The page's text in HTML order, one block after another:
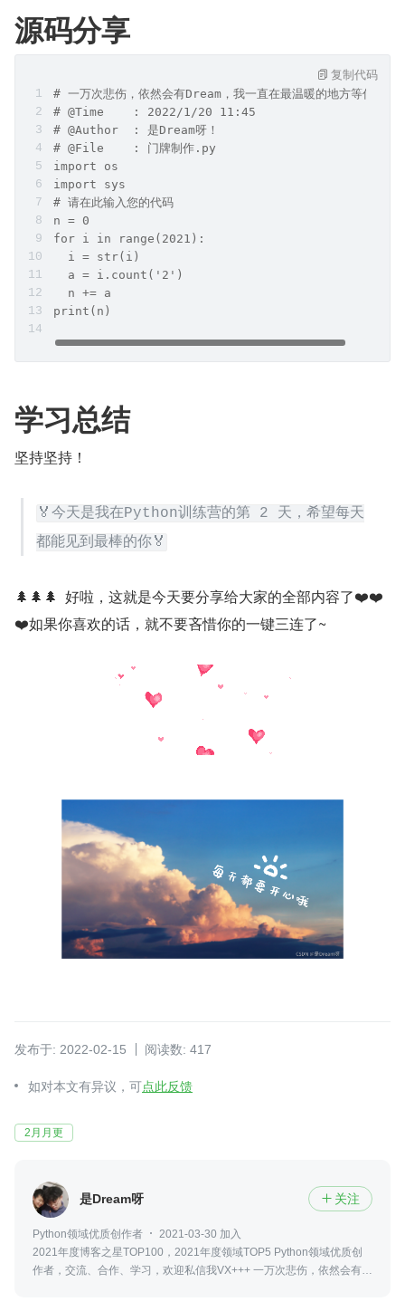
源码分享
# 一万次悲伤，依然会有Dream，我一直在最温暖的地方等你！
# @Time    : 2022/1/20 11:45
# @Author  : 是Dream呀！
# @File    : 门牌制作.py
import os
import sys
# 请在此输入您的代码
n = 0
for i in range(2021):
  i = str(i)
  a = i.count('2')
  n += a
print(n)
复制代码
学习总结
坚持坚持！
🏅今天是我在Python训练营的第 2 天，希望每天
都能见到最棒的你🏅
🌲🌲🌲  好啦，这就是今天要分享给大家的全部内容了❤️❤️
❤️如果你喜欢的话，就不要吝惜你的一键三连了~
发布于: 2022-02-15 阅读数: 417
如对本文有异议，可点此反馈
2月月更
是Dream呀  关注
Python领域优质创作者
2021-03-30 加入
2021年度博客之星TOP100，2021年度领域TOP5 Python领域优质创
作者，交流、合作、学习，欢迎私信我VX+++ 一万次悲伤，依然会有